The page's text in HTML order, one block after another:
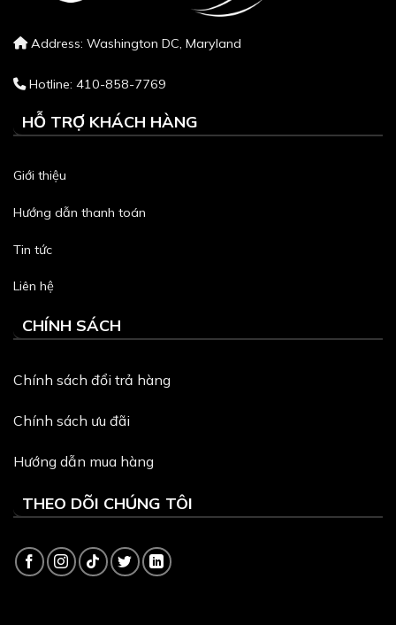
Address: Washington DC, Maryland
Hotline: 410-858-7769
HỖ TRỢ KHÁCH HÀNG
Giới thiệu
Hướng dẫn thanh toán
Tin tức
Liên hệ
CHÍNH SÁCH
Chính sách đổi trả hàng
Chính sách ưu đãi
Hướng dẫn mua hàng
THEO DÕI CHÚNG TÔI